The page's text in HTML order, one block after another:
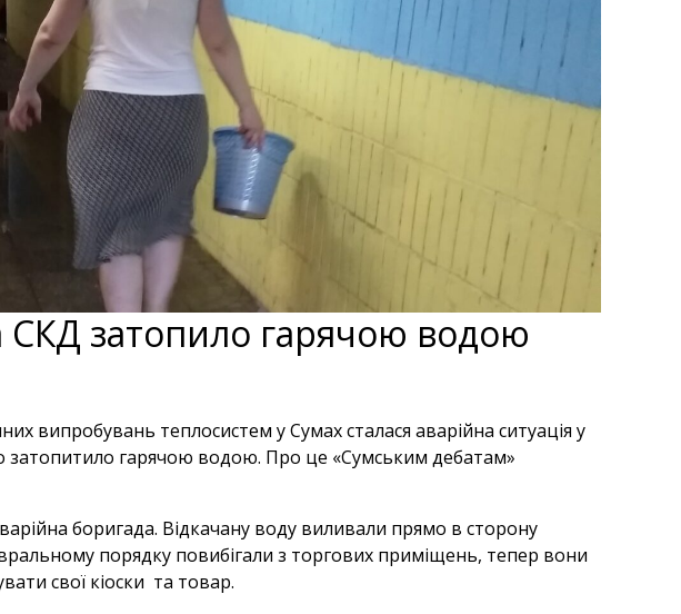
СКД затопило гарячою водою
випробувань теплосистем у Сумах сталася аварійна ситуація у
затопитило гарячою водою. Про це «Сумським дебатам»
боригада. Відкачану воду виливали прямо в сторону
порядку повибігали з торгових приміщень, тепер вони
свої кіоски та товар.